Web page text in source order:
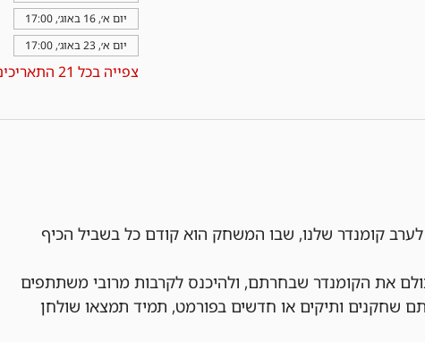
יום א׳, 16 באוג׳, 17:00
יום א׳, 23 באוג׳, 17:00
צפייה בכל 21 התאריכים
לערב קומנדר שלנו, שבו המשחק הוא קודם כל בשביל הכיף
את הקומנדר שבחרתם, ולהיכנס לקרבות מרובי משתתפים
שחקנים ותיקים או חדשים בפורמט, תמיד תמצאו שולחן